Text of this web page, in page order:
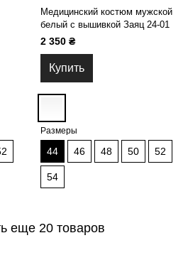
Медицинский костюм мужской
белый с вышивкой Заяц 24-01
2 350 ₴
Купить
Размеры
44 46 48 50 52
54
еще 20 товаров